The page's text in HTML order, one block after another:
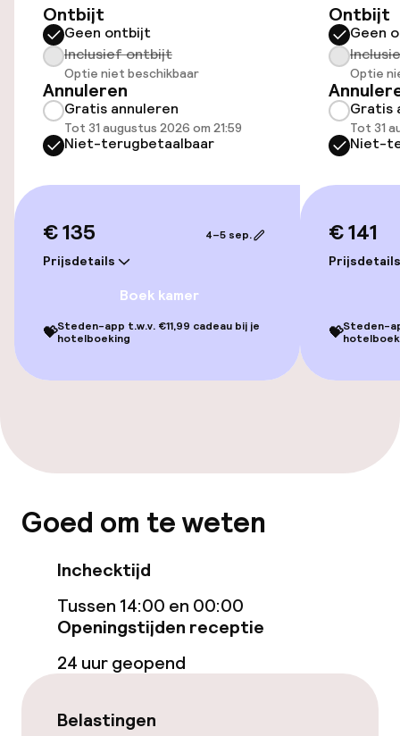
TV lounge
Eet- en drinkgelegenheden
Restaurant
Eet- en drinkdiensten
Roomservice
Ontbijt
Geen ontbijt
Inclusief ontbijt
Optie niet beschikbaar
Annuleren
Gratis annuleren
Tot 31 augustus 2026 om 21:59
Niet-terugbetaalbaar
€ 135
Prijsdetails
4–5 sep.
Boek kamer
💝Steden-app t.w.v. €11,99 cadeau bij je
hotelboeking
Ontbijt
Geen
Optie
Gratis
Tot 31
Niet-
€ 141
Prijsdetails
💝Steden-
Goed om te weten
Inchecktijd
Tussen 14:00 en 00:00
Openingstijden receptie
24 uur geopend
Belastingen